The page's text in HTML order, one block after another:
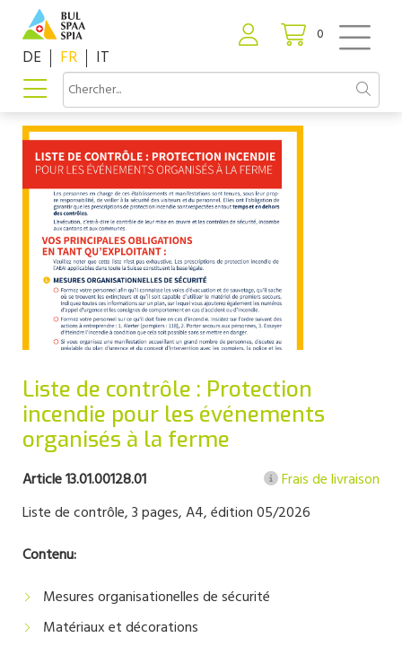
0
DE FR IT
Liste de contrôle : Protection
incendie pour les événements
organisés à la ferme
Article 13.01.00128.01
Frais de livraison
Liste de contrôle, 3 pages, A4, édition 05/2026
Contenu:
Mesures organisationelles de sécurité
Matériaux et décorations